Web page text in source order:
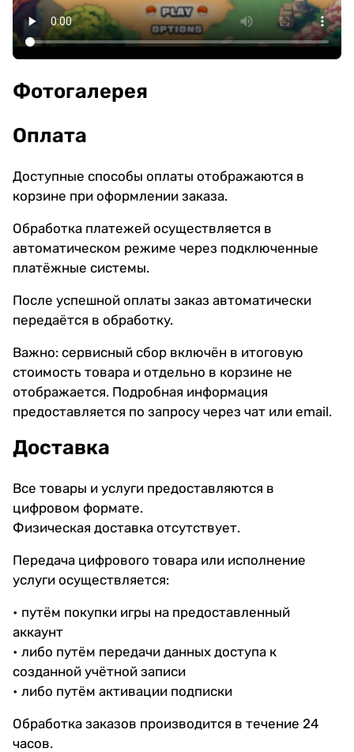
Фотогалерея
Оплата
Доступные способы оплаты отображаются в
корзине при оформлении заказа.
Обработка платежей осуществляется в
автоматическом режиме через подключенные
платёжные системы.
После успешной оплаты заказ автоматически
передаётся в обработку.
Важно: сервисный сбор включён в итоговую
стоимость товара и отдельно в корзине не
отображается. Подробная информация
предоставляется по запросу через чат или email.
Доставка
Все товары и услуги предоставляются в
цифровом формате.
Физическая доставка отсутствует.
Передача цифрового товара или исполнение
услуги осуществляется:
• путём покупки игры на предоставленный
аккаунт
• либо путём передачи данных доступа к
созданной учётной записи
• либо путём активации подписки
Обработка заказов производится в течение 24
часов.